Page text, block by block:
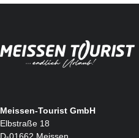
Meissen-Tourist GmbH
Elbstraße 18